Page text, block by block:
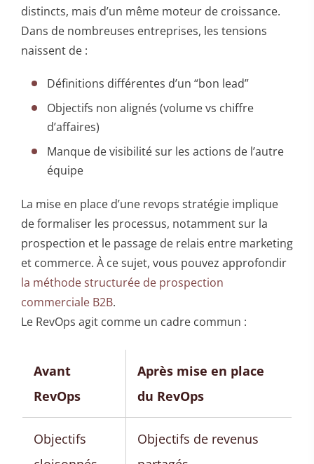
distincts, mais d’un même moteur de croissance.
Dans de nombreuses entreprises, les tensions
naissent de :
Définitions différentes d’un “bon lead”
Objectifs non alignés (volume vs chiffre
d’affaires)
Manque de visibilité sur les actions de l’autre
équipe
La mise en place d’une revops stratégie implique
de formaliser les processus, notamment sur la
prospection et le passage de relais entre marketing
et commerce. À ce sujet, vous pouvez approfondir
la méthode structurée de prospection
commerciale B2B.
Le RevOps agit comme un cadre commun :
Avant
RevOps
Après mise en place
du RevOps
Objectifs
Objectifs de revenus